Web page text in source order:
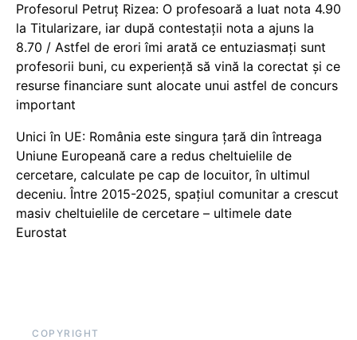
Profesorul Petruț Rizea: O profesoară a luat nota 4.90
la Titularizare, iar după contestații nota a ajuns la
8.70 / Astfel de erori îmi arată ce entuziasmați sunt
profesorii buni, cu experiență să vină la corectat și ce
resurse financiare sunt alocate unui astfel de concurs
important
Unici în UE: România este singura țară din întreaga
Uniune Europeană care a redus cheltuielile de
cercetare, calculate pe cap de locuitor, în ultimul
deceniu. Între 2015-2025, spațiul comunitar a crescut
masiv cheltuielile de cercetare – ultimele date
Eurostat
COPYRIGHT